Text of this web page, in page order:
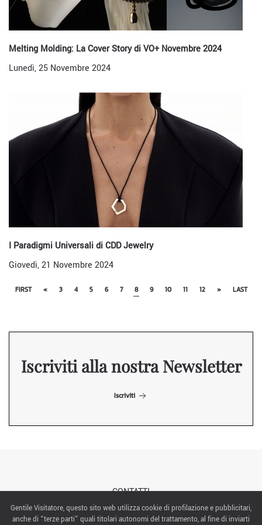
Melting Molding: La Cover Story di VO+ Novembre 2024
Lunedì, 25 Novembre 2024
I Paradigmi Universali di CDD Jewelry
Giovedì, 21 Novembre 2024
FIRST « 3 4 5 6 7 8 9 10 11 12 » LAST
Iscriviti alla nostra Newsletter
Iscriviti
CONTATTI
Gentile Visitatore, questo sito web utilizza cookie di profilazione e pubblicitari,
anche di “terze parti” quali titolari autonomi del trattamento, al fine di inviarti